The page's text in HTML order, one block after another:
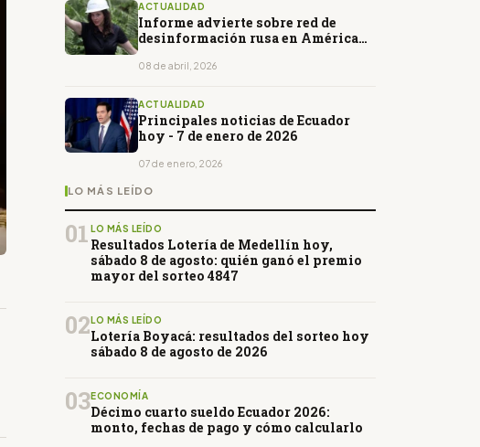
ACTUALIDAD
Informe advierte sobre red de
desinformación rusa en América
08 de abril, 2026
ACTUALIDAD
Principales noticias de Ecuador
hoy - 7 de enero de 2026
07 de enero, 2026
LO MÁS LEÍDO
01 LO MÁS LEÍDO
Resultados Lotería de Medellín hoy,
sábado 8 de agosto: quién ganó el premio
mayor del sorteo 4847
02 LO MÁS LEÍDO
Lotería Boyacá: resultados del sorteo hoy
sábado 8 de agosto de 2026
03ECONOMÍA
Décimo cuarto sueldo Ecuador 2026:
monto, fechas de pago y cómo calcularlo